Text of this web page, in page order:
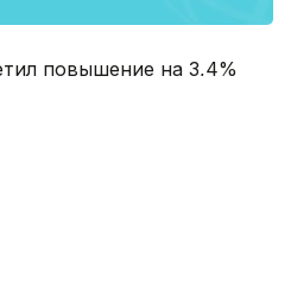
повышение на 3,4%